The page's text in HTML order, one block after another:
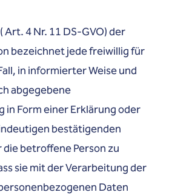
4 Nr. 11 DS-GVO) der
bezeichnet jede freiwillig für
in informierter Weise und
abgegebene
in Form einer Erklärung oder
bestätigenden
betroffene Person zu
sie mit der Verarbeitung der
Daten